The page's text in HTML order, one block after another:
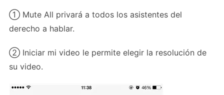
① Mute All privará a todos los asistentes del
derecho a hablar.
② Iniciar mi video le permite elegir la resolución de
su video.